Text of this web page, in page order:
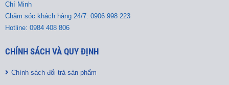
Chí Minh
Chăm sóc khách hàng 24/7: 0906 998 223
Hotline: 0984 408 806
CHÍNH SÁCH VÀ QUY ĐỊNH
Chính sách đổi trả sản phẩm